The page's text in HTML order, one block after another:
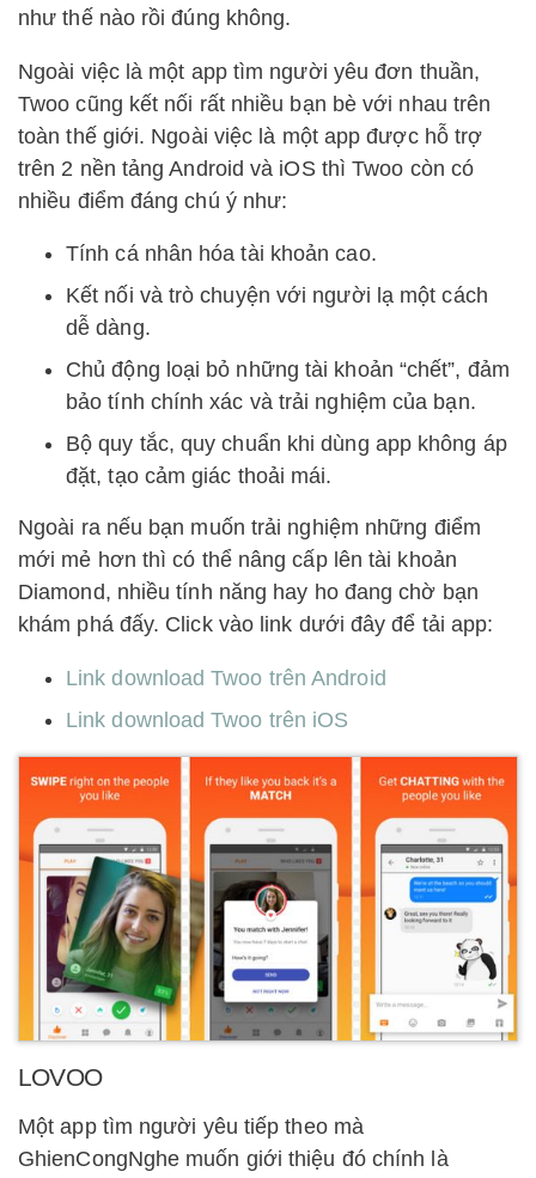
như thế nào rồi đúng không.
Ngoài việc là một app tìm người yêu đơn thuần,
Twoo cũng kết nối rất nhiều bạn bè với nhau trên
toàn thế giới. Ngoài việc là một app được hỗ trợ
trên 2 nền tảng Android và iOS thì Twoo còn có
nhiều điểm đáng chú ý như:
Tính cá nhân hóa tài khoản cao.
Kết nối và trò chuyện với người lạ một cách
dễ dàng.
Chủ động loại bỏ những tài khoản “chết”, đảm
bảo tính chính xác và trải nghiệm của bạn.
Bộ quy tắc, quy chuẩn khi dùng app không áp
đặt, tạo cảm giác thoải mái.
Ngoài ra nếu bạn muốn trải nghiệm những điểm
mới mẻ hơn thì có thể nâng cấp lên tài khoản
Diamond, nhiều tính năng hay ho đang chờ bạn
khám phá đấy. Click vào link dưới đây để tải app:
Link download Twoo trên Android
Link download Twoo trên iOS
LOVOO
Một app tìm người yêu tiếp theo mà
GhienCongNghe muốn giới thiệu đó chính là